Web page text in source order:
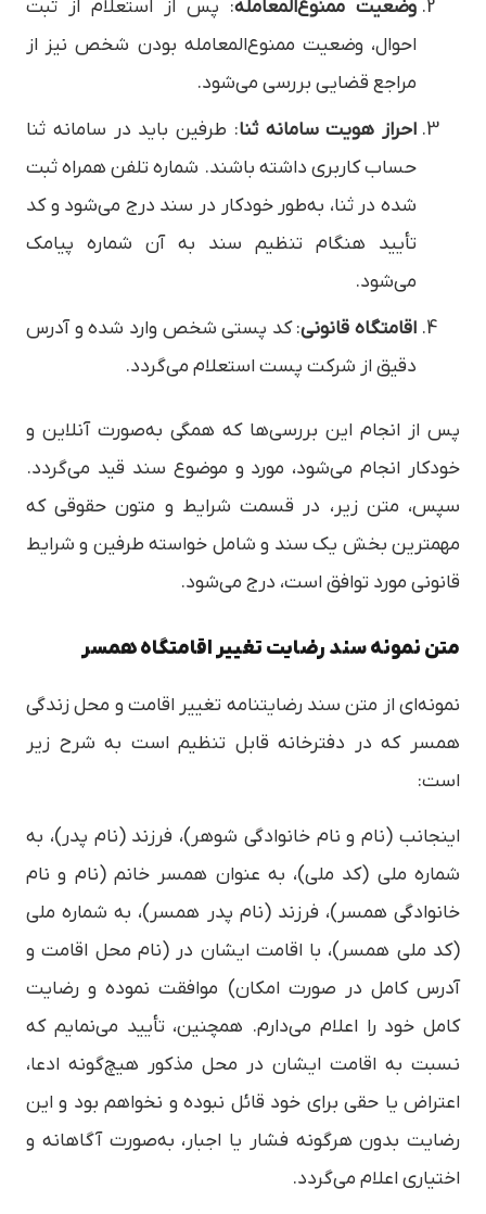
وضعیت ممنوع‌المعامله: پس از استعلام از ثبت
احوال، وضعیت ممنوع‌المعامله بودن شخص نیز از
مراجع قضایی بررسی می‌شود.
احراز هویت سامانه ثنا: طرفین باید در سامانه ثنا
حساب کاربری داشته باشند. شماره تلفن همراه ثبت
شده در ثنا، به‌طور خودکار در سند درج می‌شود و کد
تأیید هنگام تنظیم سند به آن شماره پیامک
می‌شود.
اقامتگاه قانونی: کد پستی شخص وارد شده و آدرس
دقیق از شرکت پست استعلام می‌گردد.
پس از انجام این بررسی‌ها که همگی به‌صورت آنلاین و
خودکار انجام می‌شود، مورد و موضوع سند قید می‌گردد.
سپس، متن زیر، در قسمت شرایط و متون حقوقی که
مهمترین بخش یک سند و شامل خواسته طرفین و شرایط
قانونی مورد توافق است، درج می‌شود.
متن نمونه سند رضایت تغییر اقامتگاه همسر
نمونه‌ای از متن سند رضایتنامه تغییر اقامت و محل زندگی
همسر که در دفترخانه قابل تنظیم است به شرح زیر
است:
اینجانب (نام و نام خانوادگی شوهر)، فرزند (نام پدر)، به
شماره ملی (کد ملی)، به عنوان همسر خانم (نام و نام
خانوادگی همسر)، فرزند (نام پدر همسر)، به شماره ملی
(کد ملی همسر)، با اقامت ایشان در (نام محل اقامت و
آدرس کامل در صورت امکان) موافقت نموده و رضایت
کامل خود را اعلام می‌دارم. همچنین، تأیید می‌نمایم که
نسبت به اقامت ایشان در محل مذکور هیچ‌گونه ادعا،
اعتراض یا حقی برای خود قائل نبوده و نخواهم بود و این
رضایت بدون هرگونه فشار یا اجبار، به‌صورت آگاهانه و
اختیاری اعلام می‌گردد.